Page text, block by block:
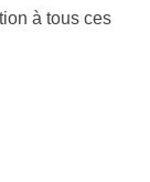
à tous ces